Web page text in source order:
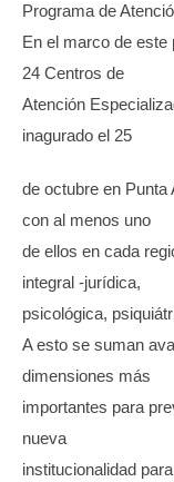
Programa de
En el marco de
24 Centros de
Atención
inagurado el 25
de octubre en
con al menos uno
de ellos en cada
integral -jurídica,
psicológica,
A esto se suman
dimensiones más
importantes para
nueva
institucionalidad